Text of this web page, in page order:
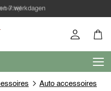
bedrijf
7 werkdagen
Auto accessoires